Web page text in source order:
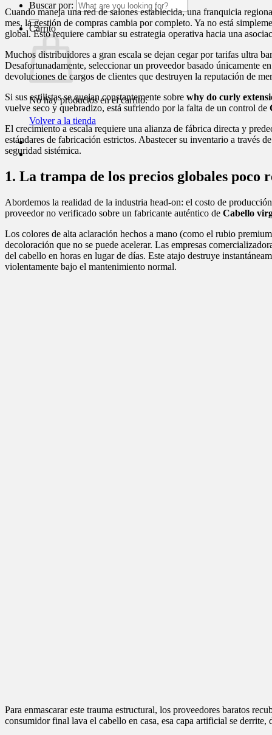
Buscar por:
Carrito
No hay productos en el carrito.
Volver a la tienda
Cuando maneja una red de salones establecida, una franquicia
mes, la gestión de compras cambia por completo. Ya no está
global. Esto requiere cambiar su estrategia operativa hacia una
Muchos distribuidores a gran escala se dejan cegar por tarifas ultra
Desafortunadamente, seleccionar un proveedor basado únicamente
devoluciones de cargos de clientes que destruyen la reputación de
Si sus estilistas se quejan constantemente sobre why do curly
vuelve seco y quebradizo, está sufriendo por la falta de un control de
El crecimiento a escala requiere una alianza de fábrica directa y
estándares de fabricación estrictos. Abastecer su inventario a través
seguridad sistémica.
1. La trampa de los precios globales
Abordemos la realidad de la industria head-on: el costo de
proveedor no verificado sobre un fabricante auténtico de Cabello
Los colores de alta aclaración hechos a mano (como el rubio
decoloración que no se puede acelerar. Las empresas
del cabello en horas en lugar de días. Este atajo destruye
violentamente bajo el mantenimiento normal.
Para enmascarar este trauma estructural, los proveedores baratos
consumidor final lava el cabello en casa, esa capa artificial se